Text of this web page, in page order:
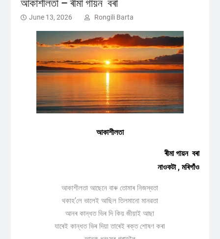
আকাশীলতা – ৰীমা গায়ন বৰা
June 13, 2026 Rongili Barta
আকাশীলতা
ৰীমা গায়ন বৰা
নাওকটা , মৰিগাঁও
আকাশীলতা আছেনে বাৰু তোমাৰ নিজস্বতা
থকাহ’লে ভালেই আছিল তিলমানো মানৱতা
আনৰ কান্ধত ভিৰ দি কিয় জীয়াই আছা
যাৰেই কান্ধত ভিৰ দিয়া তাৰেই ৰক্ত শোষণ কৰা